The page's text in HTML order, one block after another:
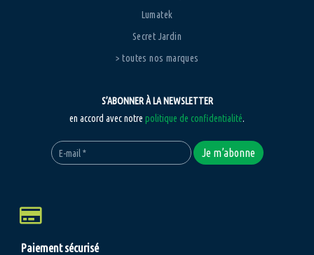
Lumatek
Secret Jardin
> toutes nos marques
S’ABONNER À LA NEWSLETTER
en accord avec notre politique de confidentialité.
Paiement sécurisé